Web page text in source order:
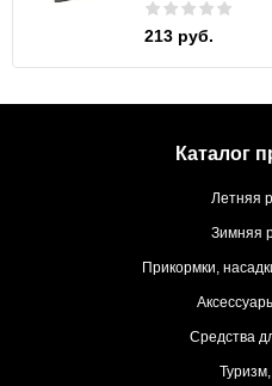
213 руб.
Каталог
Летняя
Зимняя
Прикормки,
Средства